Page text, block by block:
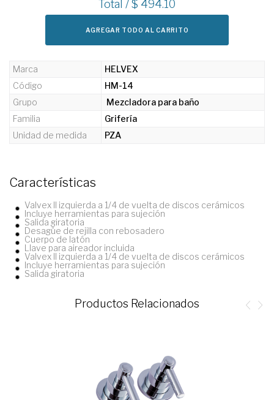
Total / $ 494.10
AGREGAR TODO AL CARRITO
Marca
HELVEX
Código
HM-14
Grupo
Mezcladora para baño
Familia
Grifería
Unidad de medida
PZA
Características
Valvex II izquierda a 1/4 de vuelta de discos cerámicos
Incluye herramientas para sujeción
Salida giratoria
Desagüe de rejilla con rebosadero
Cuerpo de latón
Llave para aireador incluida
Valvex II izquierda a 1/4 de vuelta de discos cerámicos
Incluye herramientas para sujeción
Salida giratoria
Productos Relacionados